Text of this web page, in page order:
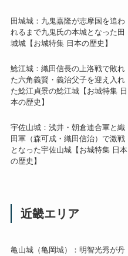
田城城：九鬼嘉隆が志摩国を追わ
れるまで九鬼氏の本城となった田
城城【お城特集 日本の歴史】
鯰江城：織田信長の上洛戦で敗れ
た六角義賢・義治父子を迎え入れ
た鯰江貞景の鯰江城【お城特集 日
本の歴史】
宇佐山城：浅井・朝倉連合軍と織
田軍（森可成・織田信治）で激戦
となった宇佐山城【お城特集 日本
の歴史】
近畿エリア
亀山城（亀岡城）：明智光秀が丹